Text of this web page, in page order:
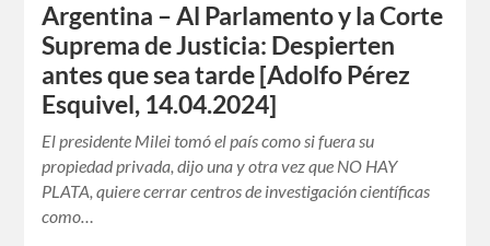
Argentina – Al Parlamento y la Corte
Suprema de Justicia: Despierten
antes que sea tarde [Adolfo Pérez
Esquivel, 14.04.2024]
El presidente Milei tomó el país como si fuera su
propiedad privada, dijo una y otra vez que NO HAY
PLATA, quiere cerrar centros de investigación científicas
como…